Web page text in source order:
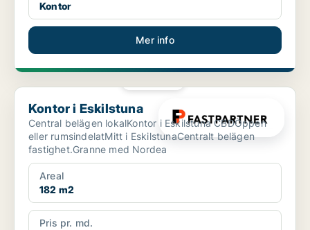
Kontor
Mer info
Kontor i Eskilstuna
Kontor i Eskilstuna
Central belägen lokalKontor i Eskilstuna CBDÖppen
eller rumsindelatMitt i EskilstunaCentralt belägen
fastighet.Granne med Nordea
Areal
182 m2
Pris pr. md.